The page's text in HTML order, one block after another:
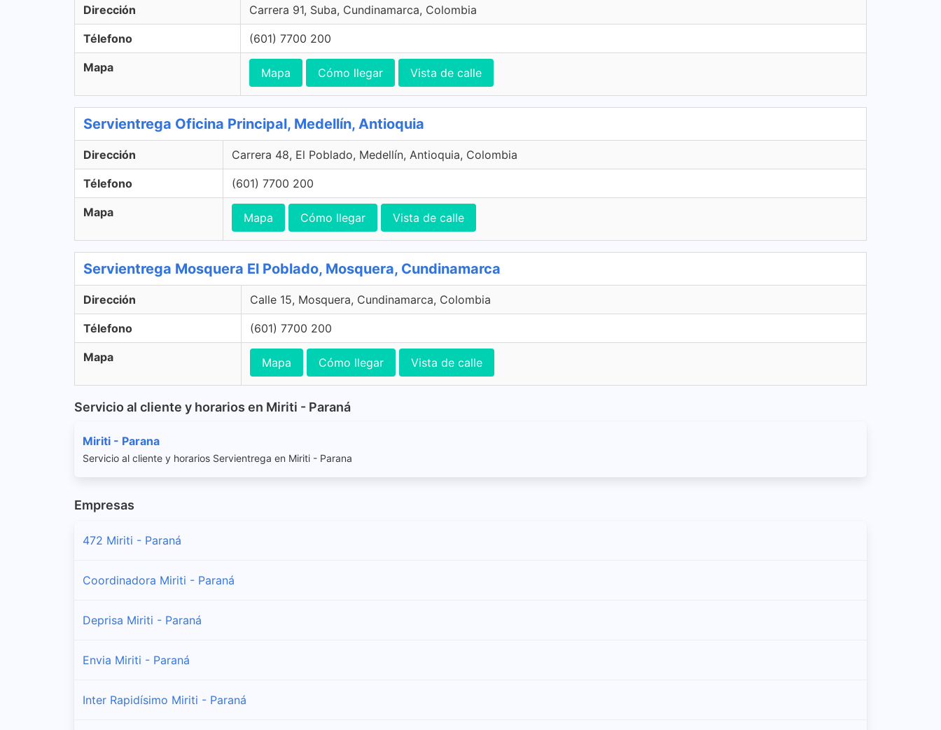
Dirección Carrera 91, Suba, Cundinamarca, Colombia
Télefono (601) 7700 200
Mapa Mapa Cómo llegar Vista de calle
Servientrega Oficina Principal, Medellín, Antioquia
Dirección Carrera 48, El Poblado, Medellín, Antioquia, Colombia
Télefono (601) 7700 200
Mapa Mapa Cómo llegar Vista de calle
Servientrega Mosquera El Poblado, Mosquera, Cundinamarca
Dirección Calle 15, Mosquera, Cundinamarca, Colombia
Télefono (601) 7700 200
Mapa Mapa Cómo llegar Vista de calle
Servicio al cliente y horarios en Miriti - Paraná
Miriti - Parana
Servicio al cliente y horarios Servientrega en Miriti - Parana
Empresas
472 Miriti - Paraná
Coordinadora Miriti - Paraná
Deprisa Miriti - Paraná
Envia Miriti - Paraná
Inter Rapidísimo Miriti - Paraná